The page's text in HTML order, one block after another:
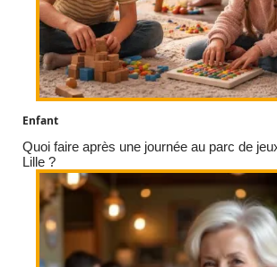
Enfant
Quoi faire après une journée au parc de
Lille ?